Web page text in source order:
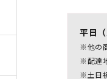
平日
※他の
※配達
※土日